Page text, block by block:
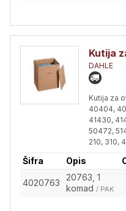
Kutija
DAHLE
Kutija za
40404,
41430,
50472,
210, 310,
Šifra Opis
4020763
20763, 1
komad / PAK